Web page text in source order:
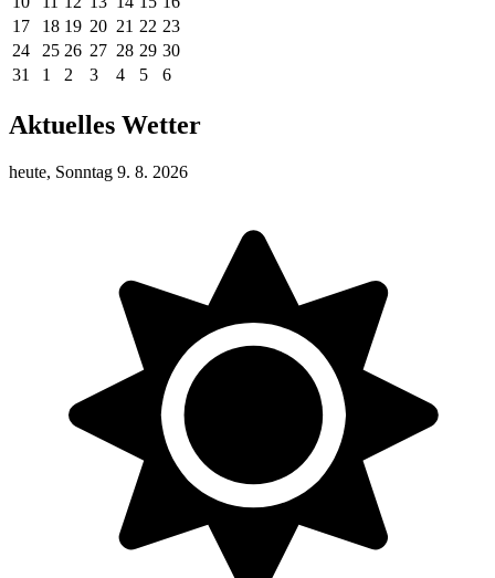
17
18 19 20 21 22 23
24
25 26 27 28 29 30
31
1 2 3 4 5 6
Aktuelles Wetter
heute, Sonntag 9. 8. 2026